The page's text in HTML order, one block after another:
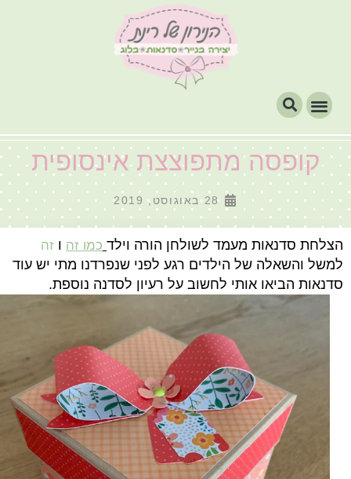
קופסה מתפוצצת אינסופית
28 באוגוסט, 2019
הצלחת סדנאות מעמד לשולחן הורה וילד כמו זה ו זה
למשל והשאלה של הילדים רגע לפני שנפרדנו מתי יש עוד
סדנאות הביאו אותי לחשוב על רעיון לסדנה נוספת.